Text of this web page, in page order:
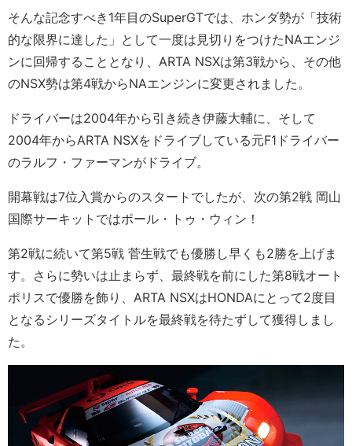
そんな記念すべき1年目のSuperGTでは、ホンダ勢が「技術
的な限界に達した」として一度は見切りをつけたNAエンジ
ンに回帰することとなり、ARTA NSXは第3戦から、その他
のNSX勢は第4戦からNAエンジンに変更されました。
ドライバーは2004年から引き続き伊藤大輔に、そして
2004年からARTA NSXをドライブしている元F1ドライバー
のラルフ・ファーマンがドライブ。
開幕戦は7位入賞からのスタートでしたが、次の第2戦 岡山
国際サーキットではポール・トゥ・ウィン！
第2戦に続いて第5戦 菅生戦でも優勝し早くも2勝を上げま
す。さらに勢いは止まらず、最終戦を前にした第8戦オート
ポリスで優勝を飾り、ARTA NSXはHONDAにとって2度目
となるシリーズタイトルを最終戦を待たずして獲得しまし
た。